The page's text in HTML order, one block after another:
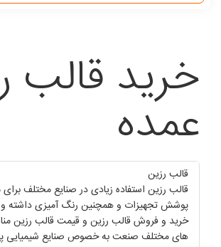
خرید قالب
عمده
قالب رزین
قالب رزین استفاده زیادی در صنایع مختلف
پوشش تجهیزات و همچنین رنگ آمیزی داشته
خرید و فروش قالب رزین و قیمت قالب رزین
های مختلف صنعت به خصوص صنایع شیمیایی